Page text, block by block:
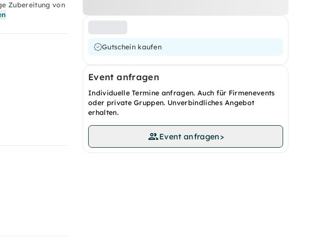
Gutschein kaufen
Event anfragen
Individuelle Termine anfragen. Auch für Firmenevents
oder private Gruppen. Unverbindliches Angebot
erhalten.
Event anfragen>
Zubereitung von